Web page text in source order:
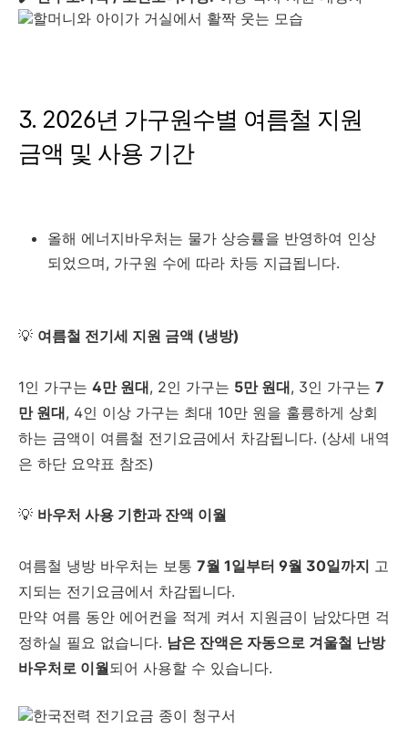
3. 2026년 가구원수별 여름철 지원
금액 및 사용 기간
올해 에너지바우처는 물가 상승률을 반영하여 인상
되었으며, 가구원 수에 따라 차등 지급됩니다.
💡 여름철 전기세 지원 금액 (냉방)
1인 가구는 4만 원대, 2인 가구는 5만 원대, 3인 가구는 7
만 원대, 4인 이상 가구는 최대 10만 원을 훌륭하게 상회
하는 금액이 여름철 전기요금에서 차감됩니다. (상세 내역
은 하단 요약표 참조)
💡 바우처 사용 기한과 잔액 이월
여름철 냉방 바우처는 보통 7월 1일부터 9월 30일까지 고
지되는 전기요금에서 차감됩니다.
만약 여름 동안 에어컨을 적게 켜서 지원금이 남았다면 걱
정하실 필요 없습니다. 남은 잔액은 자동으로 겨울철 난방
바우처로 이월되어 사용할 수 있습니다.